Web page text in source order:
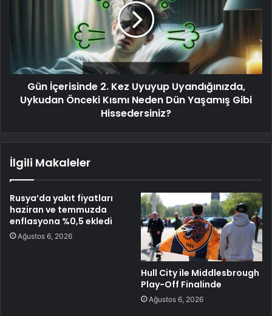
Gün İçerisinde 2. Kez Uyuyup Uyandığınızda,
Uykudan Önceki Kısmı Neden Dün Yaşamış Gibi
Hissedersiniz?
İlgili Makaleler
Rusya’da yakıt fiyatları
haziran ve temmuzda
enflasyona %0,5 ekledi
Ağustos 6, 2026
Hull City ile Middlesbrough
Play-Off Finalinde
Ağustos 6, 2026